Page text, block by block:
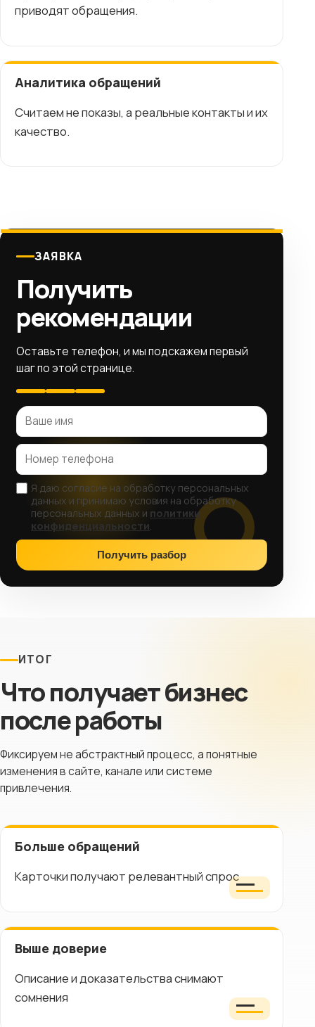
приводят обращения.
Аналитика обращений
Считаем не показы, а реальные контакты и их
качество.
ЗАЯВКА
Получить
рекомендации
Оставьте телефон, и мы подскажем первый
шаг по этой странице.
Я даю согласие на обработку персональных
данных и принимаю условия на обработку
персональных данных и политики
конфиденциальности.
Получить разбор
ИТОГ
Что получает бизнес
после работы
Фиксируем не абстрактный процесс, а понятные
изменения в сайте, канале или системе
привлечения.
Больше обращений
Карточки получают релевантный спрос
Выше доверие
Описание и доказательства снимают
сомнения